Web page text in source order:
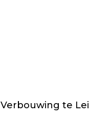
Verbouwing te